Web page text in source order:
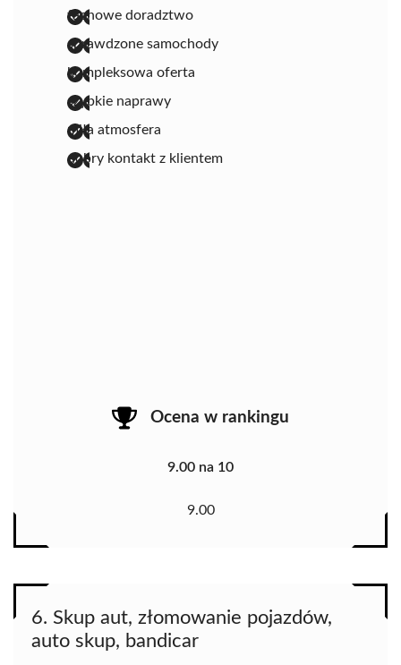
fachowe doradztwo
sprawdzone samochody
kompleksowa oferta
szybkie naprawy
miła atmosfera
dobry kontakt z klientem
Ocena w rankingu
9.00 na 10
9.00
6. Skup aut, złomowanie pojazdów,
auto skup, bandicar